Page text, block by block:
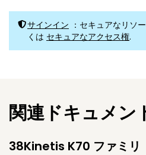
サインイン ：セキュアなリソ
くは セキュアなアクセス権.
関連ドキュメン
38Kinetis K70 ファミリ